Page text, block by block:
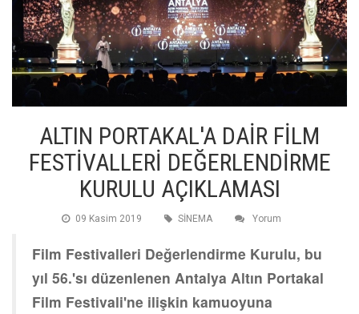
ALTIN PORTAKAL'A DAİR FİLM
FESTİVALLERİ DEĞERLENDİRME
KURULU AÇIKLAMASI
09 Kasim 2019 SİNEMA Yorum
Film Festivalleri Değerlendirme Kurulu, bu
yıl 56.'sı düzenlenen Antalya Altın Portakal
Film Festivali'ne ilişkin kamuoyuna